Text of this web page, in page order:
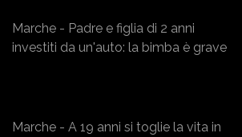
Marche - Padre e figlia di 2 anni
investiti da un'auto: la bimba è grave
Marche - A 19 anni si toglie la vita in